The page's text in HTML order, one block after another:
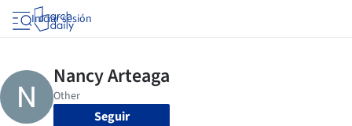
Iniciar sesión
Seguir